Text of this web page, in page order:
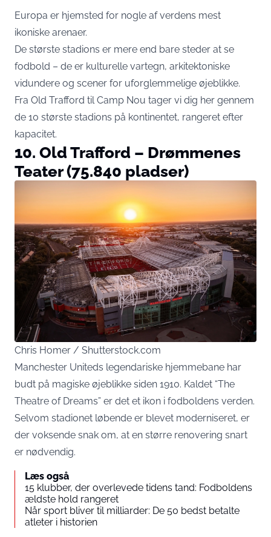
Europa er hjemsted for nogle af verdens mest
ikoniske arenaer.
De største stadions er mere end bare steder at se
fodbold – de er kulturelle vartegn, arkitektoniske
vidundere og scener for uforglemmelige øjeblikke.
Fra Old Trafford til Camp Nou tager vi dig her gennem
de 10 største stadions på kontinentet, rangeret efter
kapacitet.
10. Old Trafford – Drømmenes
Teater (75.840 pladser)
Chris Homer / Shutterstock.com
Manchester Uniteds legendariske hjemmebane har
budt på magiske øjeblikke siden 1910. Kaldet “The
Theatre of Dreams” er det et ikon i fodboldens verden.
Selvom stadionet løbende er blevet moderniseret, er
der voksende snak om, at en større renovering snart
er nødvendig.
Læs også
15 klubber, der overlevede tidens tand: Fodboldens
ældste hold rangeret
Når sport bliver til milliarder: De 50 bedst betalte
atleter i historien